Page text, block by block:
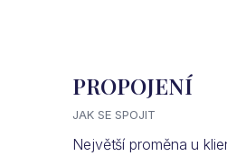
PROPOJENÍ
JAK SE SPOJIT
Největší proměna u